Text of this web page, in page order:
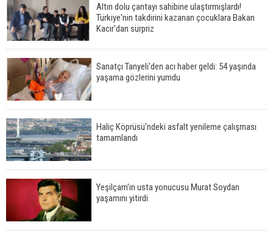
Altın dolu çantayı sahibine ulaştırmışlardı!
Türkiye'nin takdirini kazanan çocuklara Bakan
Kacır'dan sürpriz
Sanatçı Tanyeli'den acı haber geldi: 54 yaşında
yaşama gözlerini yumdu
Haliç Köprüsü'ndeki asfalt yenileme çalışması
tamamlandı
Yeşilçam'ın usta yonucusu Murat Soydan
yaşamını yitirdi